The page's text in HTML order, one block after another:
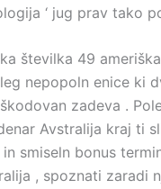
‘ jug prav tako
številka 49
nepopoln enice ki
zadeva .
Avstralija kraj ti
smiseln bonus
, spoznati